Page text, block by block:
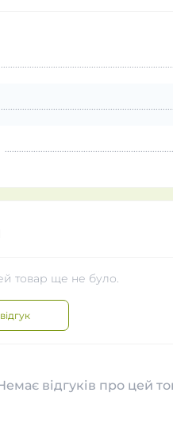
товар ще не було.
відгуків про цей